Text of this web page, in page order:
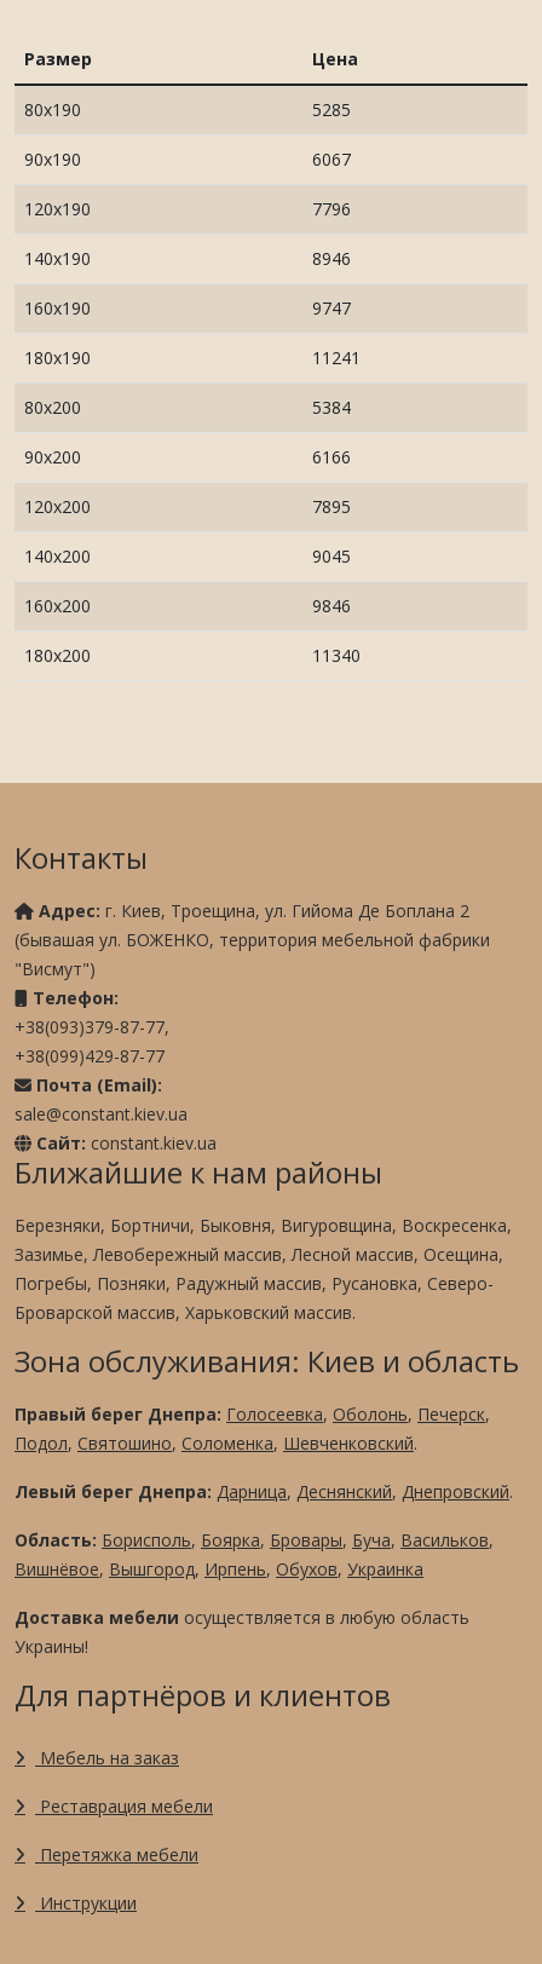
Размер Цена
80х190 5285
90х190 6067
120х190 7796
140х190 8946
160х190 9747
180х190 11241
80х200 5384
90х200 6166
120х200 7895
140х200 9045
160х200 9846
180х200 11340
Контакты
Адрес: г. Киев, Троещина, ул. Гийома Де Боплана 2
(бывашая ул. БОЖЕНКО, территория мебельной фабрики
"Висмут")
Телефон:
+38(093)379-87-77,
+38(099)429-87-77
Почта (Email):
sale@constant.kiev.ua
Сайт: constant.kiev.ua
Ближайшие к нам районы
Березняки, Бортничи, Быковня, Вигуровщина, Воскресенка,
Зазимье, Левобережный массив, Лесной массив, Осещина,
Погребы, Позняки, Радужный массив, Русановка, Северо-
Броварской массив, Харьковский массив.
Зона обслуживания: Киев и область
Правый берег Днепра: Голосеевка, Оболонь, Печерск,
Подол, Святошино, Соломенка, Шевченковский.
Левый берег Днепра: Дарница, Деснянский, Днепровский.
Область: Борисполь, Боярка, Бровары, Буча, Васильков,
Вишнёвое, Вышгород, Ирпень, Обухов, Украинка
Доставка мебели осуществляется в любую область
Украины!
Для партнёров и клиентов
Мебель на заказ
Реставрация мебели
Перетяжка мебели
Инструкции